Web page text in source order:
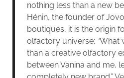
nothing less than a new
Hénin, the founder of
boutiques, it is the origin
olfactory universe: “What
than a creative olfactory
between Vanina and me,